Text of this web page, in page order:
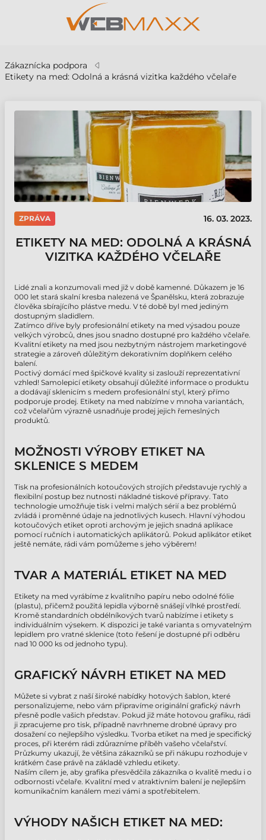
Zákaznícka podpora
Etikety na med: Odolná a krásná vizitka každého včelaře
ZPRÁVA 16. 03. 2023.
ETIKETY NA MED: ODOLNÁ A KRÁSNÁ
VIZITKA KAŽDÉHO VČELAŘE
Lidé znali a konzumovali med již v době kamenné. Důkazem je 16
000 let stará skalní kresba nalezená ve Španělsku, která zobrazuje
člověka sbírajícího plástve medu. V té době byl med jediným
dostupným sladidlem.
Zatímco dříve byly profesionální etikety na med výsadou pouze
velkých výrobců, dnes jsou snadno dostupné pro každého včelaře.
Kvalitní etikety na med jsou nezbytným nástrojem marketingové
strategie a zároveň důležitým dekorativním doplňkem celého
balení.
Poctivý domácí med špičkové kvality si zaslouží reprezentativní
vzhled! Samolepicí etikety obsahují důležité informace o produktu
a dodávají sklenicím s medem profesionální styl, který přímo
podporuje prodej. Etikety na med nabízíme v mnoha variantách,
což včelařům výrazně usnadňuje prodej jejich řemeslných
produktů.
MOŽNOSTI VÝROBY ETIKET NA
SKLENICE S MEDEM
Tisk na profesionálních kotoučových strojích představuje rychlý a
flexibilní postup bez nutnosti nákladné tiskové přípravy. Tato
technologie umožňuje tisk i velmi malých sérií a bez problémů
zvládá i proměnné údaje na jednotlivých kusech. Hlavní výhodou
kotoučových etiket oproti archovým je jejich snadná aplikace
pomocí ručních i automatických aplikátorů. Pokud aplikátor etiket
ještě nemáte, rádi vám pomůžeme s jeho výběrem!
TVAR A MATERIÁL ETIKET NA MED
Etikety na med vyrábíme z kvalitního papíru nebo odolné fólie
(plastu), přičemž použitá lepidla výborně snášejí vlhké prostředí.
Kromě standardních obdélníkových tvarů nabízíme i etikety s
individuálním výsekem. K dispozici je také varianta s omyvatelným
lepidlem pro vratné sklenice (toto řešení je dostupné při odběru
nad 10 000 ks od jednoho typu).
GRAFICKÝ NÁVRH ETIKET NA MED
Můžete si vybrat z naší široké nabídky hotových šablon, které
personalizujeme, nebo vám připravíme originální grafický návrh
přesně podle vašich představ. Pokud již máte hotovou grafiku, rádi
ji zpracujeme pro tisk, případně navrhneme drobné úpravy pro
dosažení co nejlepšího výsledku. Tvorba etiket na med je specifický
proces, při kterém rádi zdůrazníme příběh vašeho včelařství.
Průzkumy ukazují, že většina zákazníků se při nákupu rozhoduje v
krátkém čase právě na základě vzhledu etikety.
Naším cílem je, aby grafika přesvědčila zákazníka o kvalitě medu i o
odbornosti včelaře. Kvalitní med v atraktivním balení je nejlepším
komunikačním kanálem mezi vámi a spotřebitelem.
VÝHODY NAŠICH ETIKET NA MED: